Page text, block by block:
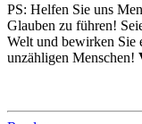
PS: Helfen Sie uns
Glauben zu führen!
Welt und bewirken Sie
unzähligen Menschen!